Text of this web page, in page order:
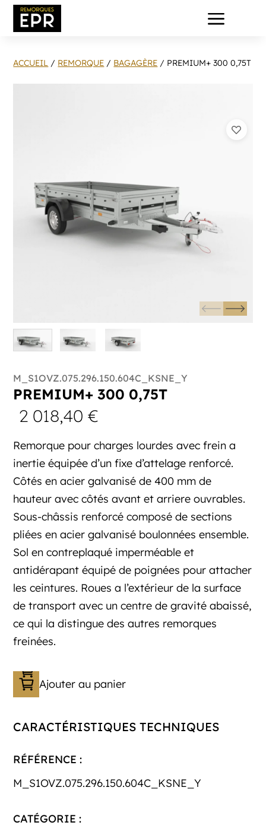
a
ACCUEIL / REMORQUE / BAGAGÈRE / PREMIUM+ 300 0,75T
M_S1OVZ.075.296.150.604C_KSNE_Y
PREMIUM+ 300 0,75T
2 018,40€
Remorque pour charges lourdes avec frein a
inertie équipée d’un fixe d’attelage renforcé.
Côtés en acier galvanisé de 400 mm de
hauteur avec côtés avant et arriere ouvrables.
Sous-châssis renforcé composé de sections
pliées en acier galvanisé boulonnées ensemble.
Sol en contreplaqué imperméable et
antidérapant équipé de poignées pour attacher
les ceintures. Roues a l’extérieur de la surface
de transport avec un centre de gravité abaissé,
ce qui la distingue des autres remorques
freinées.
Ajouter au panier
CARACTÉRISTIQUES TECHNIQUES
RÉFÉRENCE :
M_S1OVZ.075.296.150.604C_KSNE_Y
CATÉGORIE :